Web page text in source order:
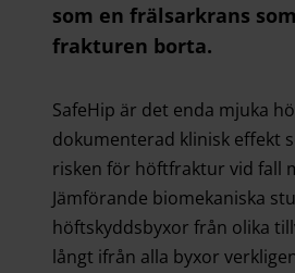
som en frälsarkrans
frakturen borta.
SafeHip är det enda mjuka
dokumenterad klinisk effekt
risken för höftfraktur vid fall
Jämförande biomekaniska
höftskyddsbyxor från olika
långt ifrån alla byxor